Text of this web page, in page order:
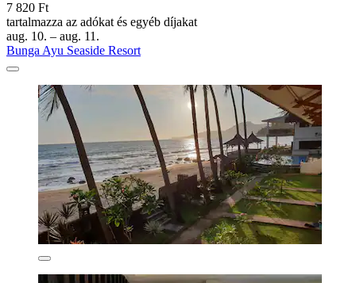
7 820 Ft
tartalmazza az adókat és egyéb díjakat
aug. 10. – aug. 11.
Bunga Ayu Seaside Resort